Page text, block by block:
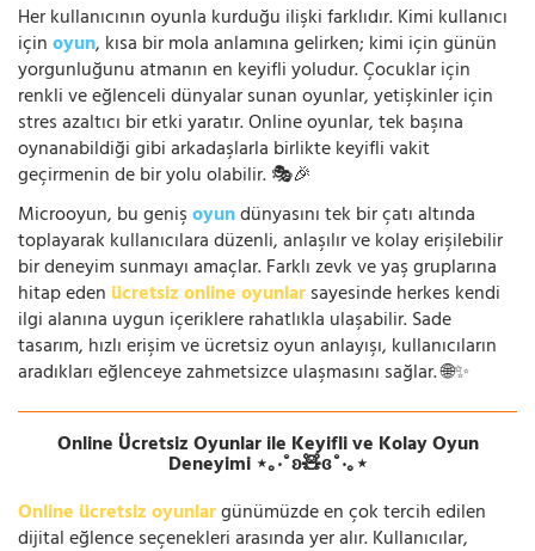
Her kullanıcının oyunla kurduğu ilişki farklıdır. Kimi kullanıcı
içinoyun, kısa bir mola anlamına gelirken; kimi için günün
yorgunluğunu atmanın en keyifli yoludur. Çocuklar için
renkli ve eğlenceli dünyalar sunan oyunlar, yetişkinler için
stres azaltıcı bir etki yaratır. Online oyunlar, tek başına
oynanabildiği gibi arkadaşlarla birlikte keyifli vakit
geçirmenin de bir yolu olabilir. 🎭🎉
Microoyun, bu genişoyundünyasını tek bir çatı altında
toplayarak kullanıcılara düzenli, anlaşılır ve kolay erişilebilir
bir deneyim sunmayı amaçlar. Farklı zevk ve yaş gruplarına
hitap eden ücretsiz online oyunlarsayesinde herkes kendi
ilgi alanına uygun içeriklere rahatlıkla ulaşabilir. Sade
tasarım, hızlı erişim ve ücretsiz oyun anlayışı, kullanıcıların
aradıkları eğlenceye zahmetsizce ulaşmasını sağlar. 🌐✨
Online Ücretsiz Oyunlar ile Keyifli ve Kolay Oyun
Deneyimi ⋆｡‧˚ʚ🧸ɞ˚‧｡⋆
Online ücretsiz oyunlargünümüzde en çok tercih edilen
dijital eğlence seçenekleri arasında yer alır. Kullanıcılar,